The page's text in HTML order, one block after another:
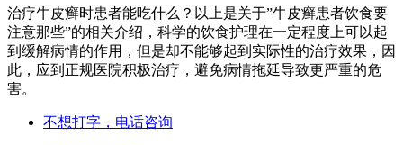
治疗牛皮癣时患者能吃什么？以上是关于”牛皮癣患者饮食要
注意那些”的相关介绍，科学的饮食护理在一定程度上可以起
到缓解病情的作用，但是却不能够起到实际性的治疗效果，因
此，应到正规医院积极治疗，避免病情拖延导致更严重的危
害。
不想打字，电话咨询